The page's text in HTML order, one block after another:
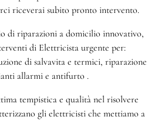
riceverai subito pronto intervento.
di riparazioni a domicilio innovativo,
di Elettricista urgente per:
di salvavita e termici, riparazione
allarmi e antifurto .
tempistica e qualità nel risolvere
gli elettricisti che mettiamo a